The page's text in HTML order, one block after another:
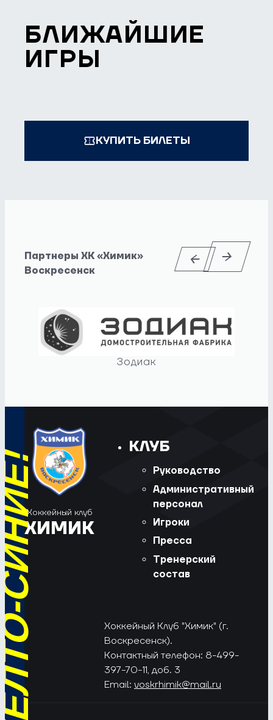
БЛИЖАЙШИЕ
ИГРЫ
КУПИТЬ БИЛЕТЫ
Партнеры ХК «Химик»
Воскресенск
Зодиак
Хоккейный клуб
ХИМИК
КЛУБ
Руководство
Административный
персонал
Игроки
Пресса
Тренерский
состав
Хоккейный Клуб "Химик" (г.
Воскресенск).
Контактный телефон: 8-499-
397-70-11, доб. 3
Email: voskrhimik@mail.ru